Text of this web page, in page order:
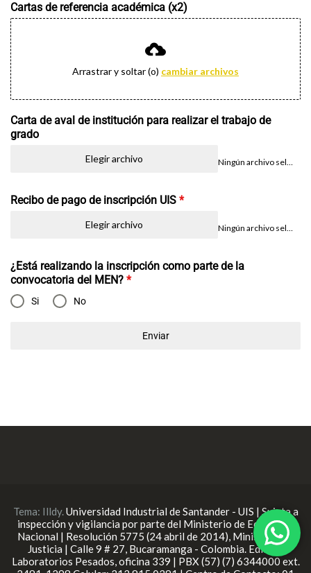
Cartas de referencia académica (x2)
Arrastrar y soltar (o) cambiar archivos
Carta de aval de institución para realizar el trabajo de
grado
Elegir archivo Ningún archivo seleccionado
Recibo de pago de inscripción UIS *
Elegir archivo Ningún archivo seleccionado
¿Está realizando la inscripción como parte de la
convocatoria del MEN? *
Si No
Enviar
Tema: Illdy.Universidad Industrial de Santander - UIS | Sujeta a
inspección y vigilancia por parte del Ministerio de Educación
Nacional | Resolución 5775 (24 abril de 2014), Ministerio de
Justicia | Calle 9 # 27, Bucaramanga - Colombia. Edificio
Laboratorios Pesados, oficina 339 | PBX (57) (7) 6344000 ext.